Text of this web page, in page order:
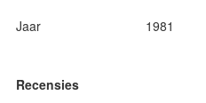
Jaar 1981
Recensies